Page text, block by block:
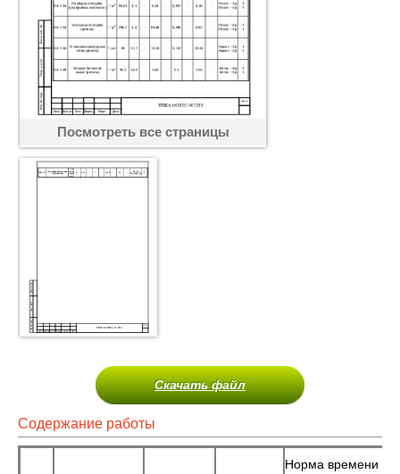
Посмотреть все страницы
Скачать файл
Содержание работы
Норма времени